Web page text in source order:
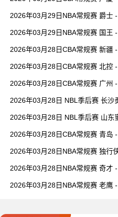
2026年03月29日NBA常规赛 爵士
2026年03月29日NBA常规赛 国王
2026年03月28日CBA常规赛 新疆
2026年03月28日CBA常规赛 北控
2026年03月28日CBA常规赛 广州
2026年03月28日 NBL季后赛 长沙
2026年03月28日 NBL季后赛 山东
2026年03月28日CBA常规赛 青岛
2026年03月28日NBA常规赛 独行
2026年03月28日NBA常规赛 奇才
2026年03月28日NBA常规赛 老鹰